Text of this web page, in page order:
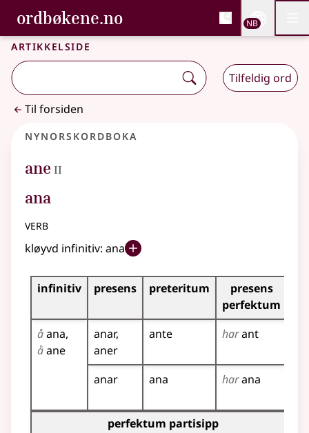
Gå til hovedinnhold
Tilgjengelighet
ordbøkene.no, Bokmålsordboka og
Bokmålsordboka og Nynorskordboka
NB
Artikkelside
Tilfeldig ord
Til forsiden
Nynorskordboka
ane 2
II
ana
verb
kløyvd infinitiv: ana
Bøyningstabell for dette verbet
infinitiv presens preteritum
presens
perfektum
åana
åane
anar
aner
ante harant
anar ana harana
Bøyningstabell for dette verbet (partisippformer)
perfektum partisipp